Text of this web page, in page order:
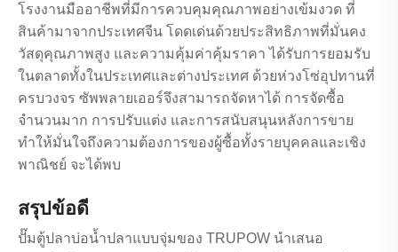
โรงงานมืออาชีพที่มีการควบคุมคุณภาพอย่างเข้มงวด ที่
สินค้ามาจากประเทศจีน โดดเด่นด้วยประสิทธิภาพที่มั่นคง
วัสดุคุณภาพสูง และความคุ้มค่าคุ้มราคา ได้รับการยอมรับ
ในตลาดทั้งในประเทศและต่างประเทศ ด้วยห่วงโซ่อุปทานที่
ครบวงจร ซัพพลายเออร์จึงสามารถจัดหาได้ การจัดซื้อ
จำนวนมาก การปรับแต่ง และการสนับสนุนหลังการขาย
ทำให้มั่นใจถึงความต้องการของผู้ซื้อทั้งรายบุคคลและเชิง
พาณิชย์ จะได้พบ
สรุปข้อดี
ปั๊มตู้ปลาบ่อน้ำปลาแบบจุ่มของ TRUPOW นำเสนอ